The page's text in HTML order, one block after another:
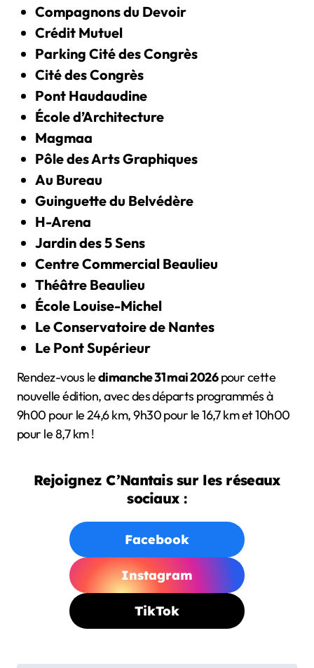
Compagnons du Devoir
Crédit Mutuel
Parking Cité des Congrès
Cité des Congrès
Pont Haudaudine
École d’Architecture
Magmaa
Pôle des Arts Graphiques
Au Bureau
Guinguette du Belvédère
H-Arena
Jardin des 5 Sens
Centre Commercial Beaulieu
Théâtre Beaulieu
École Louise-Michel
Le Conservatoire de Nantes
Le Pont Supérieur
Rendez-vous ledimanche 31 mai 2026pour cette
nouvelle édition, avec des départs programmés à
9h00 pour le 24,6 km, 9h30 pour le 16,7 km et 10h00
pour le 8,7 km !
Rejoignez C’Nantais sur les réseaux
sociaux :
Facebook
Instagram
TikTok